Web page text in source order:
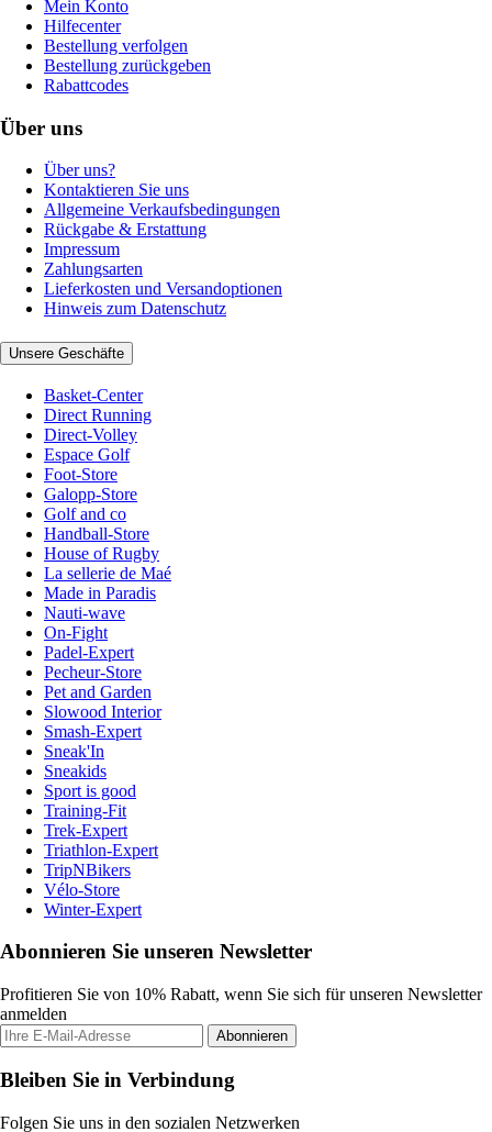
Mein Konto
Hilfecenter
Bestellung verfolgen
Bestellung zurückgeben
Rabattcodes
Über uns
Über uns?
Kontaktieren Sie uns
Allgemeine Verkaufsbedingungen
Rückgabe & Erstattung
Impressum
Zahlungsarten
Lieferkosten und Versandoptionen
Hinweis zum Datenschutz
Unsere Geschäfte
Basket-Center
Direct Running
Direct-Volley
Espace Golf
Foot-Store
Galopp-Store
Golf and co
Handball-Store
House of Rugby
La sellerie de Maé
Made in Paradis
Nauti-wave
On-Fight
Padel-Expert
Pecheur-Store
Pet and Garden
Slowood Interior
Smash-Expert
Sneak'In
Sneakids
Sport is good
Training-Fit
Trek-Expert
Triathlon-Expert
TripNBikers
Vélo-Store
Winter-Expert
Abonnieren Sie unseren Newsletter
Profitieren Sie von 10% Rabatt, wenn Sie sich für unseren Newsletter
anmelden
Abonnieren
Bleiben Sie in Verbindung
Folgen Sie uns in den sozialen Netzwerken